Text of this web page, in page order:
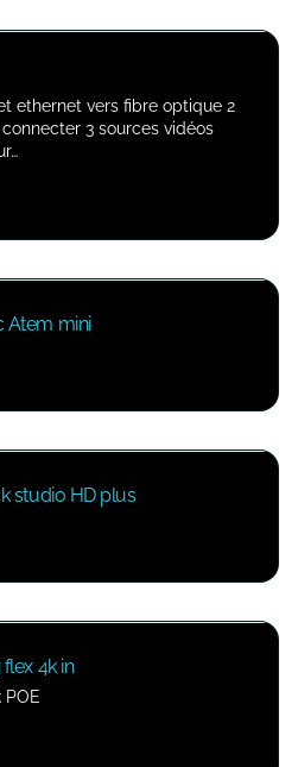
ethernet vers fibre optique 2
3 sources vidéos
Atem mini
studio HD plus
4k in
POE